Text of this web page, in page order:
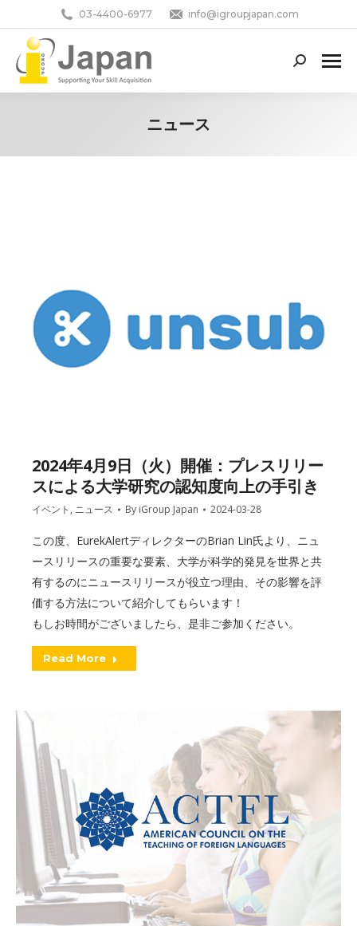
03-4400-6977 info@igroupjapan.com
Search:
ニュース
2024年4月9日（火）開催：プレスリリー
スによる大学研究の認知度向上の手引き
イベント , ニュース By iGroup Japan 2024-03-28
この度、EurekAlertディレクターのBrian Lin氏より、ニュ
ースリリースの重要な要素、大学が科学的発見を世界と共
有するのにニュースリリースが役立つ理由、その影響を評
価する方法について紹介してもらいます！
もしお時間がございましたら、是非ご参加ください。
Read More